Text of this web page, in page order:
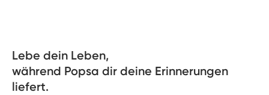
Lebe dein Leben,
während Popsa dir deine Erinnerungen
liefert.